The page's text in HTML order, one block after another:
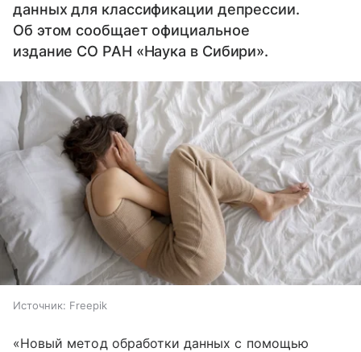
данных для классификации депрессии.
Об этом сообщает официальное
издание СО РАН «Наука в Сибири».
Источник: Freepik
«Новый метод обработки данных с помощью